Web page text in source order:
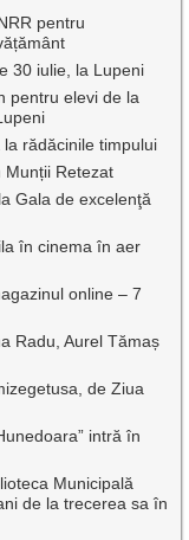
pentru
30 iulie, la Lupeni
pentru elevi de la
rădăcinile timpului
Munții Retezat
Gala de excelenţă
în cinema în aer
online – 7
Radu, Aurel Tămaș
de Ziua
intră în
Municipală
de la trecerea sa în